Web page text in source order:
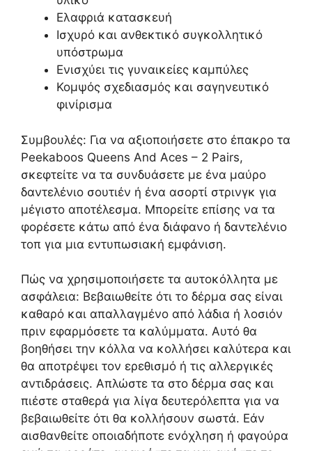
Ελαφριά κατασκευή
Ισχυρό και ανθεκτικό συγκολλητικό
υπόστρωμα
Ενισχύει τις γυναικείες καμπύλες
Κομψός σχεδιασμός και σαγηνευτικό
φινίρισμα
Συμβουλές: Για να αξιοποιήσετε στο έπακρο τα
Peekaboos Queens And Aces – 2 Pairs,
σκεφτείτε να τα συνδυάσετε με ένα μαύρο
δαντελένιο σουτιέν ή ένα ασορτί στρινγκ για
μέγιστο αποτέλεσμα. Μπορείτε επίσης να τα
φορέσετε κάτω από ένα διάφανο ή δαντελένιο
τοπ για μια εντυπωσιακή εμφάνιση.
Πώς να χρησιμοποιήσετε τα αυτοκόλλητα με
ασφάλεια: Βεβαιωθείτε ότι το δέρμα σας είναι
καθαρό και απαλλαγμένο από λάδια ή λοσιόν
πριν εφαρμόσετε τα καλύμματα. Αυτό θα
βοηθήσει την κόλλα να κολλήσει καλύτερα και
θα αποτρέψει τον ερεθισμό ή τις αλλεργικές
αντιδράσεις. Απλώστε τα στο δέρμα σας και
πιέστε σταθερά για λίγα δευτερόλεπτα για να
βεβαιωθείτε ότι θα κολλήσουν σωστά. Εάν
αισθανθείτε οποιαδήποτε ενόχληση ή φαγούρα